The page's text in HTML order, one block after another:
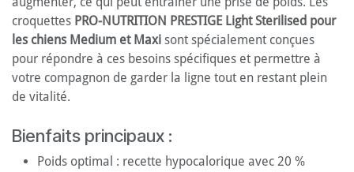
croquettes PRO-NUTRITION PRESTIGE Light Sterilised pour
les chiens Medium et Maxi sont spécialement conçues
pour répondre à ces besoins spécifiques et permettre à
votre compagnon de garder la ligne tout en restant plein
de vitalité.
Bienfaits principaux :
Poids optimal : recette hypocalorique avec 20 %